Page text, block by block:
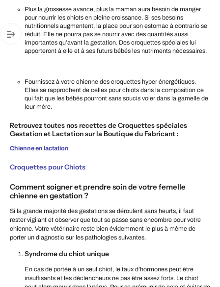
Plus la grossesse avance, plus la maman aura besoin de manger
pour nourrir les chiots en pleine croissance. Si ses besoins
nutritionnels augmentent, la place pour son estomac à contrario se
réduit. Elle ne pourra pas se nourrir avec des quantités aussi
importantes qu’avant la gestation. Des croquettes spéciales lui
apporteront à elle et à ses futurs bébés les nutriments nécessaires.
Fournissez à votre chienne des croquettes hyper énergétiques.
Elles se rapprochent de celles pour chiots dans la composition ce
qui fait que les bébés pourront sans soucis voler dans la gamelle de
leur mère.
Retrouvez toutes nos recettes de Croquettes spéciales
Gestation et Lactation sur la Boutique du Fabricant :
Chienne en lactation
Croquettes pour Chiots
Comment soigner et prendre soin de votre femelle
chienne en gestation ?
Si la grande majorité des gestations se déroulent sans heurts, il faut
rester vigilant et observer que tout se passe sans encombre pour votre
chienne. Votre vétérinaire reste bien évidemment le plus à même de
porter un diagnostic sur les pathologies suivantes.
Syndrome du chiot unique
En cas de portée à un seul chiot, le taux d’hormones peut être
insuffisants et les déclencheurs ne pas être assez forts. Le chiot